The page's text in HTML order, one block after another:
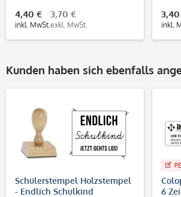
4,40 €
inkl. MwSt.
3,70 €
exkl. MwSt. inkl.
Kunden haben sich ebenfalls
Schülerstempel Holzstempel
- Endlich Schulkind
6